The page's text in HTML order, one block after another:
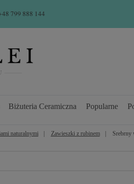
799 888 144
Biżuteria Ceramiczna Popularne
naturalnymi Zawieszki z rubinem Srebrny